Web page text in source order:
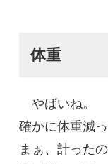
体重
やばいね。
確かに体重減っ
まぁ、計った